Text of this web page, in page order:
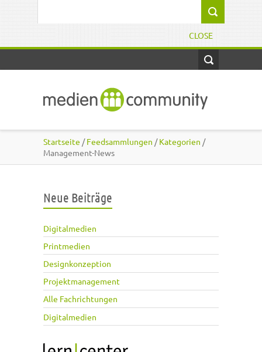
CLOSE
Startseite /Feedsammlungen /Kategorien /
Management-News
Neue Beiträge
Digitalmedien
Printmedien
Designkonzeption
Projektmanagement
Alle Fachrichtungen
Digitalmedien